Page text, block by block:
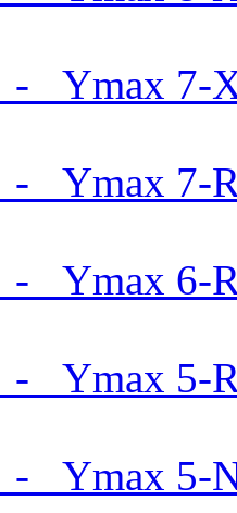
Ymax 7-
Ymax 7-
Ymax 6-
Ymax 5-
Ymax 5-